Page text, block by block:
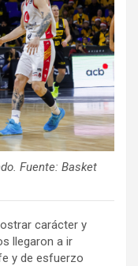
Fuente: Basket
carácter y
llegaron a ir
y de esfuerzo